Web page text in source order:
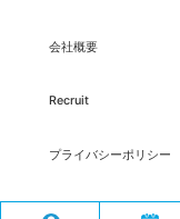
会社概要
Recruit
プライバシーポリシー